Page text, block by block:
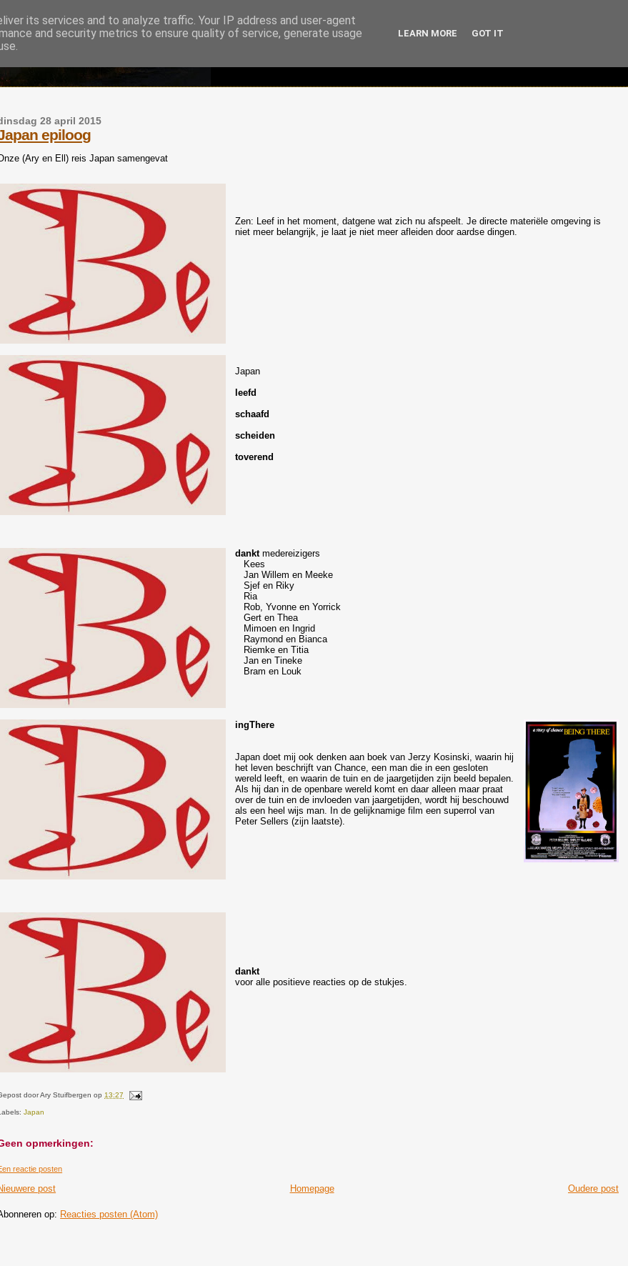
28 april 2015
epiloog
nze (Ary en Ell) reis Japan samengevat
Zen: Leef in het moment, datgene wat zich nu afspeelt. Je directe materiële omgeving is
niet meer belangrijk, je laat je niet meer afleiden door aardse dingen.
Japan
leefd
schaafd
scheiden
toverend
danktmedereizigers
Kees
Jan Willem en Meeke
Sjef en Riky
Ria
Rob, Yvonne en Yorrick
Gert en Thea
Mimoen en Ingrid
Raymond en Bianca
Riemke en Titia
Jan en Tineke
Bram en Louk
ingThere
Japan doet mij ook denken aan boek van Jerzy Kosinski, waarin hij
het leven beschrijft van Chance, een man die in een gesloten
wereld leeft, en waarin de tuin en de jaargetijden zijn beeld bepalen.
Als hij dan in de openbare wereld komt en daar alleen maar praat
over de tuin en de invloeden van jaargetijden, wordt hij beschouwd
als een heel wijs man. In de gelijknamige film een superrol van
Peter Sellers (zijn laatste).
dankt
voor alle positieve reacties op de stukjes.
doorAry Stuifbergen op13:27
Japan
opmerkingen:
reactie posten
post Oudere post
Homepage
op: Reacties posten (Atom)
its services and to analyze traffic. Your IP address and user-agent
and security metrics to ensure quality of service, generate usage
LEARN MORE GOT IT